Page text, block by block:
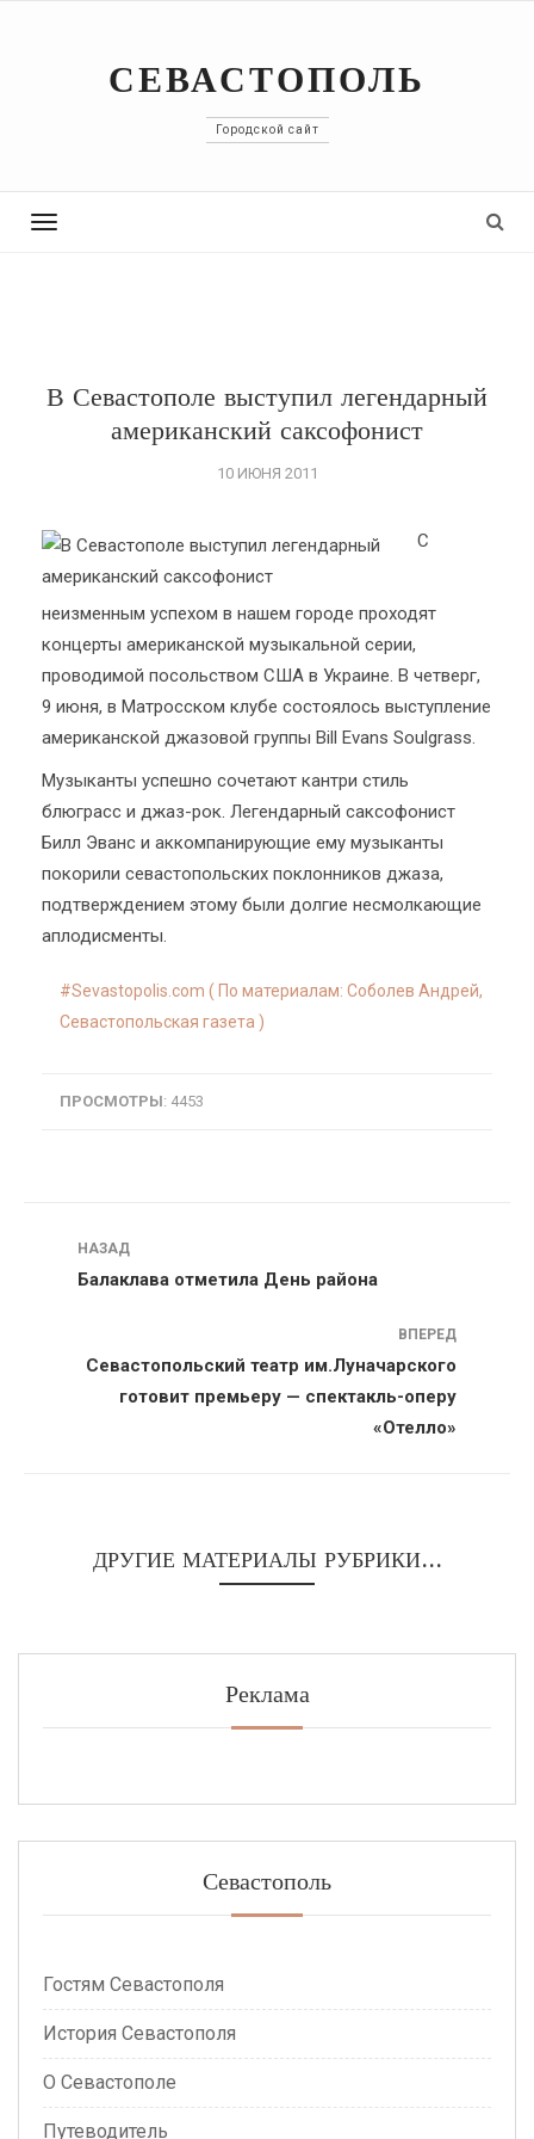
СЕВАСТОПОЛЬ
Городской сайт
Toggle
В Севастополе выступил легендарный
американский саксофонист
10 ИЮНЯ 2011
С
неизменным успехом в нашем городе проходят
концерты американской музыкальной серии,
проводимой посольством США в Украине. В четверг,
9 июня, в Матросском клубе состоялось выступление
американской джазовой группы Bill Evans Soulgrass.
Музыканты успешно сочетают кантри стиль
блюграсс и джаз-рок. Легендарный саксофонист
Билл Эванс и аккомпанирующие ему музыканты
покорили севастопольских поклонников джаза,
подтверждением этому были долгие несмолкающие
аплодисменты.
Sevastopolis.com ( По материалам: Соболев Андрей,
Севастопольская газета )
ПРОСМОТРЫ: 4453
Навигация
НАЗАД
Балаклава отметила День района
ВПЕРЕД
Севастопольский театр им.Луначарского
готовит премьеру — спектакль-оперу
«Отелло»
ДРУГИЕ МАТЕРИАЛЫ РУБРИКИ...
Реклама
Севастополь
Гостям Севастополя
История Севастополя
О Севастополе
Путеводитель